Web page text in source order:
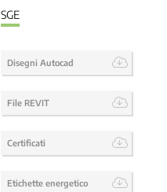
SGE
Disegni Autocad
File REVIT
Certificati
Etichette energetico